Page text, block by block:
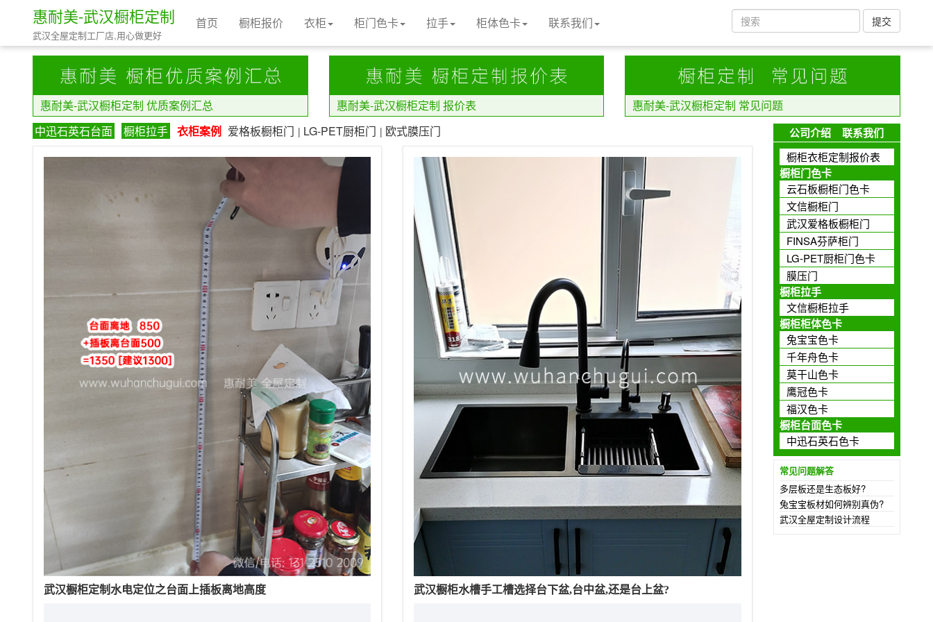
惠耐美-武汉橱柜定制
武汉全屋定制工厂店,用心做更好
首页 橱柜报价 衣柜 柜门色卡 拉手 柜体色卡 联系我们 提交
惠耐美-武汉橱柜定制 优质案例汇总 惠耐美-武汉橱柜定制 报价表
惠耐美-武汉橱柜定制 常见问题
中迅石英石台面
橱柜拉手 衣柜案例 爱格板橱柜门 | LG-PET厨柜门 | 欧式膜压门
武汉橱柜定制水电定位之台面上插板离地高度 武汉橱柜水槽手工槽选择台下盆,台中盆,还是台上盆?
公司介绍 联系我们
橱柜衣柜定制报价表
橱柜门色卡
云石板橱柜门色卡
文信橱柜门
武汉爱格板橱柜门
FINSA芬萨柜门
LG-PET厨柜门色卡
膜压门
橱柜拉手
文信橱柜拉手
橱柜柜体色卡
兔宝宝色卡
千年舟色卡
莫干山色卡
鹰冠色卡
福汉色卡
橱柜台面色卡
中迅石英石色卡
常见问题解答
多层板还是生态板好?
兔宝宝板材如何辨别真伪?
武汉全屋定制设计流程